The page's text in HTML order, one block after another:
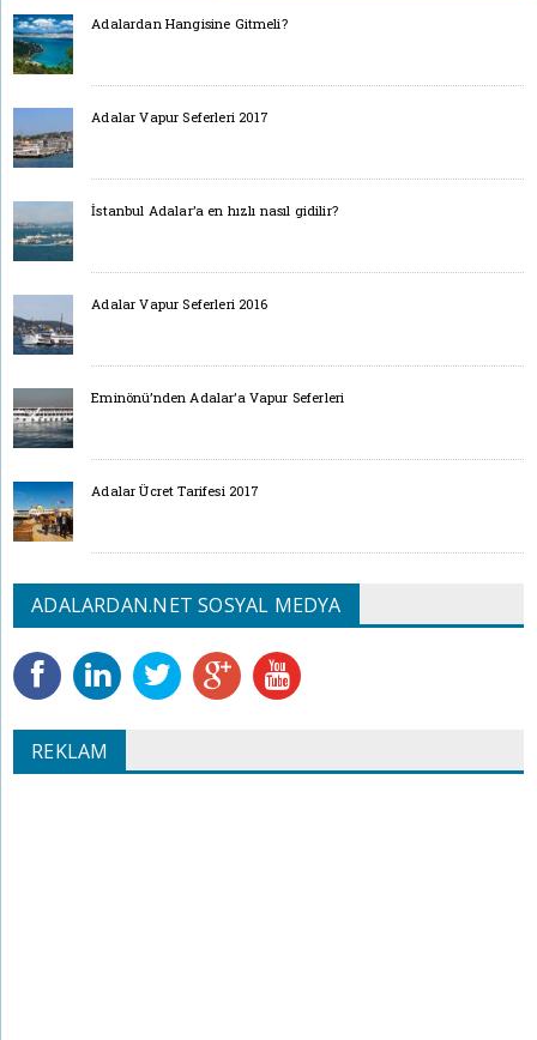
Adalardan Hangisine Gitmeli?
Adalar Vapur Seferleri 2017
İstanbul Adalar’a en hızlı nasıl gidilir?
Adalar Vapur Seferleri 2016
Eminönü’nden Adalar’a Vapur Seferleri
Adalar Ücret Tarifesi 2017
ADALARDAN.NET SOSYAL MEDYA
REKLAM